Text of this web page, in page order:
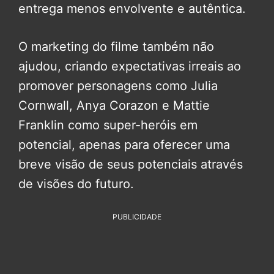
entrega menos envolvente e autêntica.
O marketing do filme também não
ajudou, criando expectativas irreais ao
promover personagens como Julia
Cornwall, Anya Corazon e Mattie
Franklin como super-heróis em
potencial, apenas para oferecer uma
breve visão de seus potenciais através
de visões do futuro.
PUBLICIDADE